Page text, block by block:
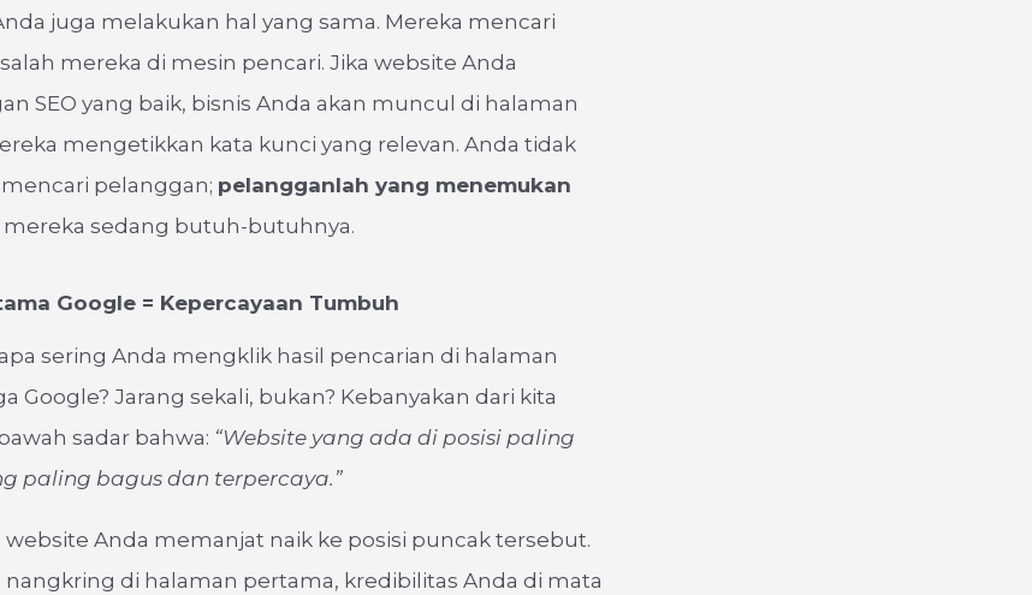
juga melakukan hal yang sama. Mereka mencari
mereka di mesin pencari. Jika website Anda
SEO yang baik, bisnis Anda akan muncul di halaman
mengetikkan kata kunci yang relevan. Anda tidak
pelanggan; pelangganlah yang menemukan
mereka sedang butuh-butuhnya.
Google = Kepercayaan Tumbuh
sering Anda mengklik hasil pencarian di halaman
Google? Jarang sekali, bukan? Kebanyakan dari kita
sadar bahwa: “Website yang ada di posisi paling
paling bagus dan terpercaya.”
Anda memanjat naik ke posisi puncak tersebut.
nangkring di halaman pertama, kredibilitas Anda di mata